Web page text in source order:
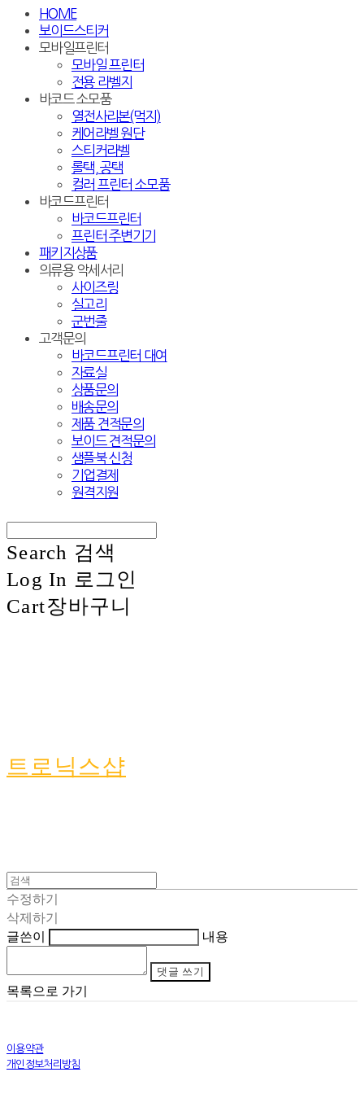
HOME
보이드스티커
모바일프린터
모바일 프린터
전용 라벨지
바코드 소모품
열전사리본(먹지)
케어라벨 원단
스티커라벨
롤택, 공택
컬러 프린터 소모품
바코드프린터
바코드프린터
프린터 주변기기
패키지상품
의류용 악세서리
사이즈링
실고리
군번줄
고객문의
바코드프린터 대여
자료실
상품문의
배송문의
제품 견적문의
보이드 견적문의
샘플북 신청
기업결제
원격지원
Search 검색
Log In 로그인
Cart장바구니
트로닉스샵
수정하기
삭제하기
글쓴이
내용
댓글 쓰기
목록으로 가기
이용약관
개인정보처리방침